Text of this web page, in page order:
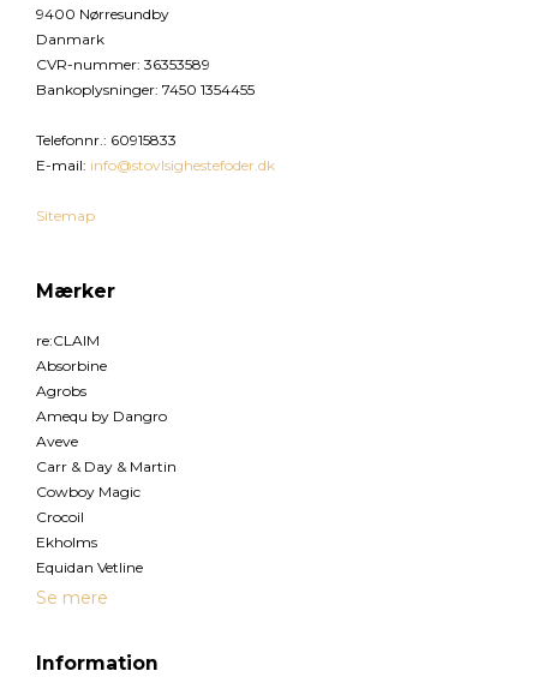
9400 Nørresundby
Danmark
CVR-nummer: 36353589
Bankoplysninger: 7450 1354455
Telefonnr.: 60915833
E-mail: info@stovlsighestefoder.dk
Sitemap
Mærker
re:CLAIM
Absorbine
Agrobs
Amequ by Dangro
Aveve
Carr & Day & Martin
Cowboy Magic
Crocoil
Ekholms
Equidan Vetline
Se mere
Information